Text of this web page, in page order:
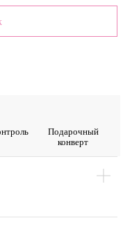
Подарочный
конверт